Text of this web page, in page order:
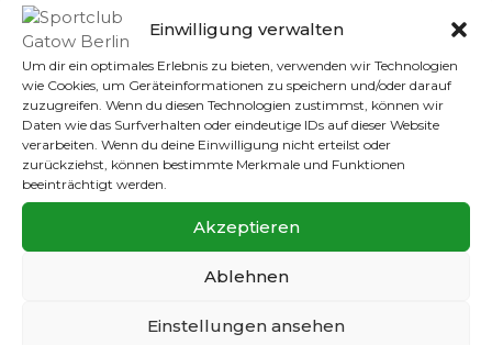
Einwilligung verwalten
Um dir ein optimales Erlebnis zu bieten, verwenden wir Technologien
wie Cookies, um Geräteinformationen zu speichern und/oder darauf
zuzugreifen. Wenn du diesen Technologien zustimmst, können wir
Daten wie das Surfverhalten oder eindeutige IDs auf dieser Website
verarbeiten. Wenn du deine Einwilligung nicht erteilst oder
zurückziehst, können bestimmte Merkmale und Funktionen
beeinträchtigt werden.
Akzeptieren
Ablehnen
Einstellungen ansehen
souverän zum 0:1 einschob. Mit diesem
Ergebnis ging es anschließend in die
Halbzeitpause.
Direkt nach Wiederanpfiff legte Gatow nach: In
der 48. Minute war es diesmal Troppi, der als
Vorlagengeber glänzte und Pierre zum 0:2
bediente. Die Gäste schienen das Spiel nun
unter Kontrolle zu haben.
Doch Schwarz Weiß Spandau bekam in der 57.
Minute die große Chance zum
Anschlusstreffer, nachdem der Schiedsrichter
auf Elfmeter entschied. Der Strafstoß wurde
zwei Toren Vorsprung blieb.